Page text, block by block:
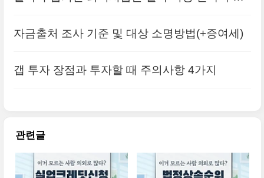
자금출처 조사 기준 및 대상 소명방법(+증여세)
갭 투자 장점과 투자할 때 주의사항 4가지
관련글